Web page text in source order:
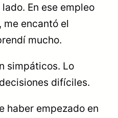
En ese empleo
me encantó el
mucho.
simpáticos. Lo
difíciles.
haber empezado en